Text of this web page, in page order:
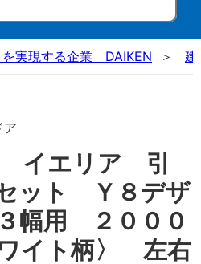
を実現する企業 DAIKEN 建
ア
イエリア 引
ット Ｙ８デザ
幅用 ２０００
イト柄〉 左右